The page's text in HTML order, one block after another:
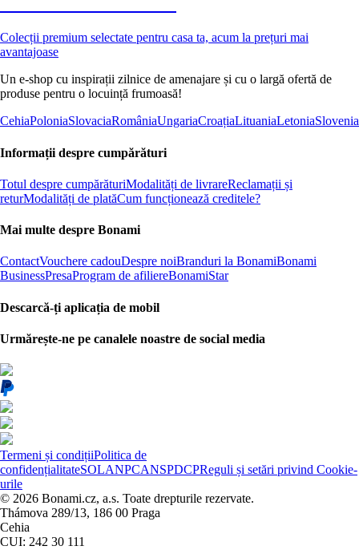
Colecții premium selectate pentru casa ta, acum la prețuri mai
avantajoase
Un e-shop cu inspirații zilnice de amenajare și cu o largă ofertă de
produse pentru o locuință frumoasă!
CehiaPoloniaSlovaciaRomâniaUngariaCroațiaLituaniaLetoniaSlovenia
Informații despre cumpărături
Totul despre cumpărăturiModalități de livrareReclamații și
returModalități de platăCum funcționează creditele?
Mai multe despre Bonami
ContactVouchere cadouDespre noiBranduri la BonamiBonami
BusinessPresaProgram de afiliereBonamiStar
Descarcă-ți aplicația de mobil
Urmărește-ne pe canalele noastre de social media
Termeni și condițiiPolitica de
confidențialitateSOLANPCANSPDCPReguli și setări privind Cookie-
urile
© 2026 Bonami.cz, a.s. Toate drepturile rezervate.
Thámova 289/13, 186 00 Praga
Cehia
CUI: 242 30 111